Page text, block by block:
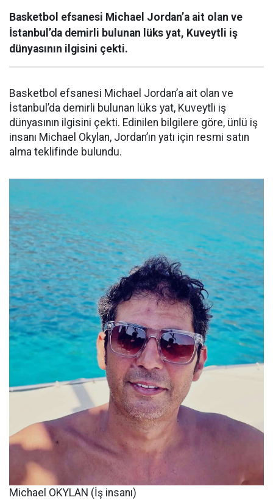
Basketbol efsanesi Michael Jordan’a ait olan ve
İstanbul’da demirli bulunan lüks yat, Kuveytli iş
dünyasının ilgisini çekti.
Basketbol efsanesi Michael Jordan’a ait olan ve
İstanbul’da demirli bulunan lüks yat, Kuveytli iş
dünyasının ilgisini çekti. Edinilen bilgilere göre, ünlü iş
insanı Michael Okylan, Jordan’ın yatı için resmi satın
alma teklifinde bulundu.
Michael OKYLAN (İş insanı)